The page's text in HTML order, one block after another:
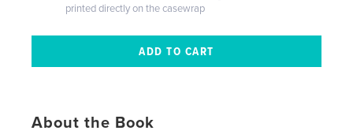
printed directly on the casewrap
About the Book